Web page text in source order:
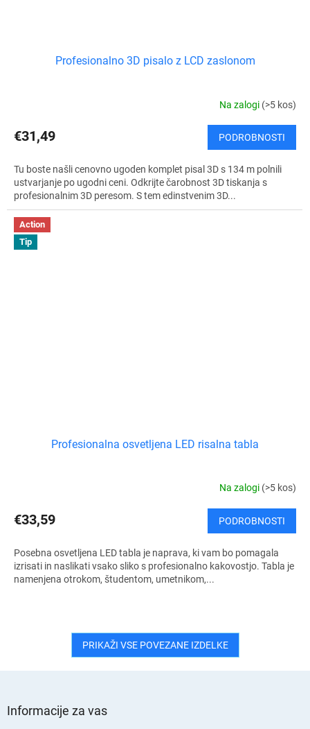
Profesionalno 3D pisalo z LCD zaslonom
Na zalogi (>5 kos)
€31,49 PODROBNOSTI
Tu boste našli cenovno ugoden komplet pisal 3D s 134 m polnili
ustvarjanje po ugodni ceni. Odkrijte čarobnost 3D tiskanja s
profesionalnim 3D peresom. S tem edinstvenim 3D...
Action
Tip
Profesionalna osvetljena LED risalna tabla
Na zalogi (>5 kos)
€33,59 PODROBNOSTI
Posebna osvetljena LED tabla je naprava, ki vam bo pomagala
izrisati in naslikati vsako sliko s profesionalno kakovostjo. Tabla je
namenjena otrokom, študentom, umetnikom,...
PRIKAŽI VSE POVEZANE IZDELKE
Informacije za vas